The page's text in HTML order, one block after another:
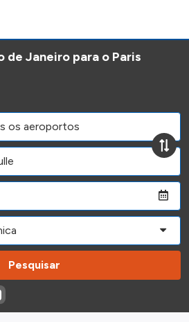
de Janeiro para o Paris
Pesquisar